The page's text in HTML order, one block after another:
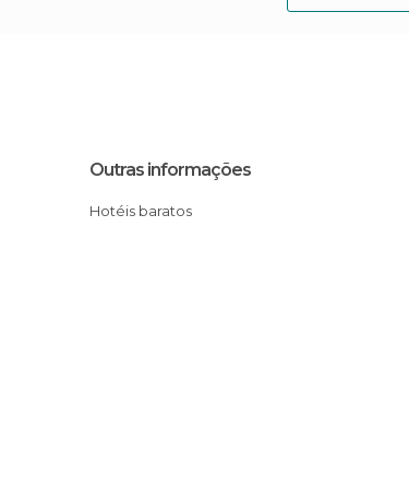
Outras informações
Hotéis baratos